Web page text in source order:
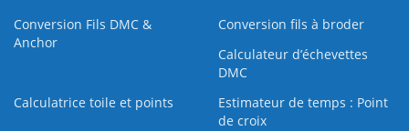
Conversion Fils DMC &
Anchor
Conversion fils à broder
Calculateur d’échevettes
DMC
Calculatrice toile et points
Estimateur de temps : Point
de croix